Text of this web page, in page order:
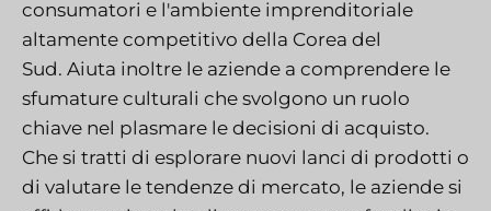
consumatori e l'ambiente imprenditoriale
altamente competitivo della Corea del
Sud. Aiuta inoltre le aziende a comprendere le
sfumature culturali che svolgono un ruolo
chiave nel plasmare le decisioni di acquisto.
Che si tratti di esplorare nuovi lanci di prodotti o
di valutare le tendenze di mercato, le aziende si